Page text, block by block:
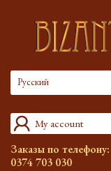
Русский
My account
Заказы по телефону:
0374 703 030